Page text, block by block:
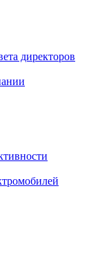
директоров